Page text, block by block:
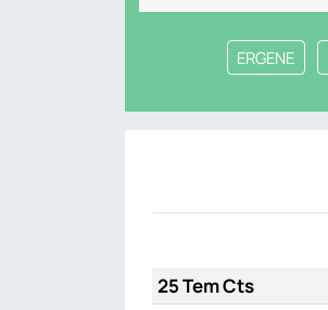
ERGENE
25 Tem Cts